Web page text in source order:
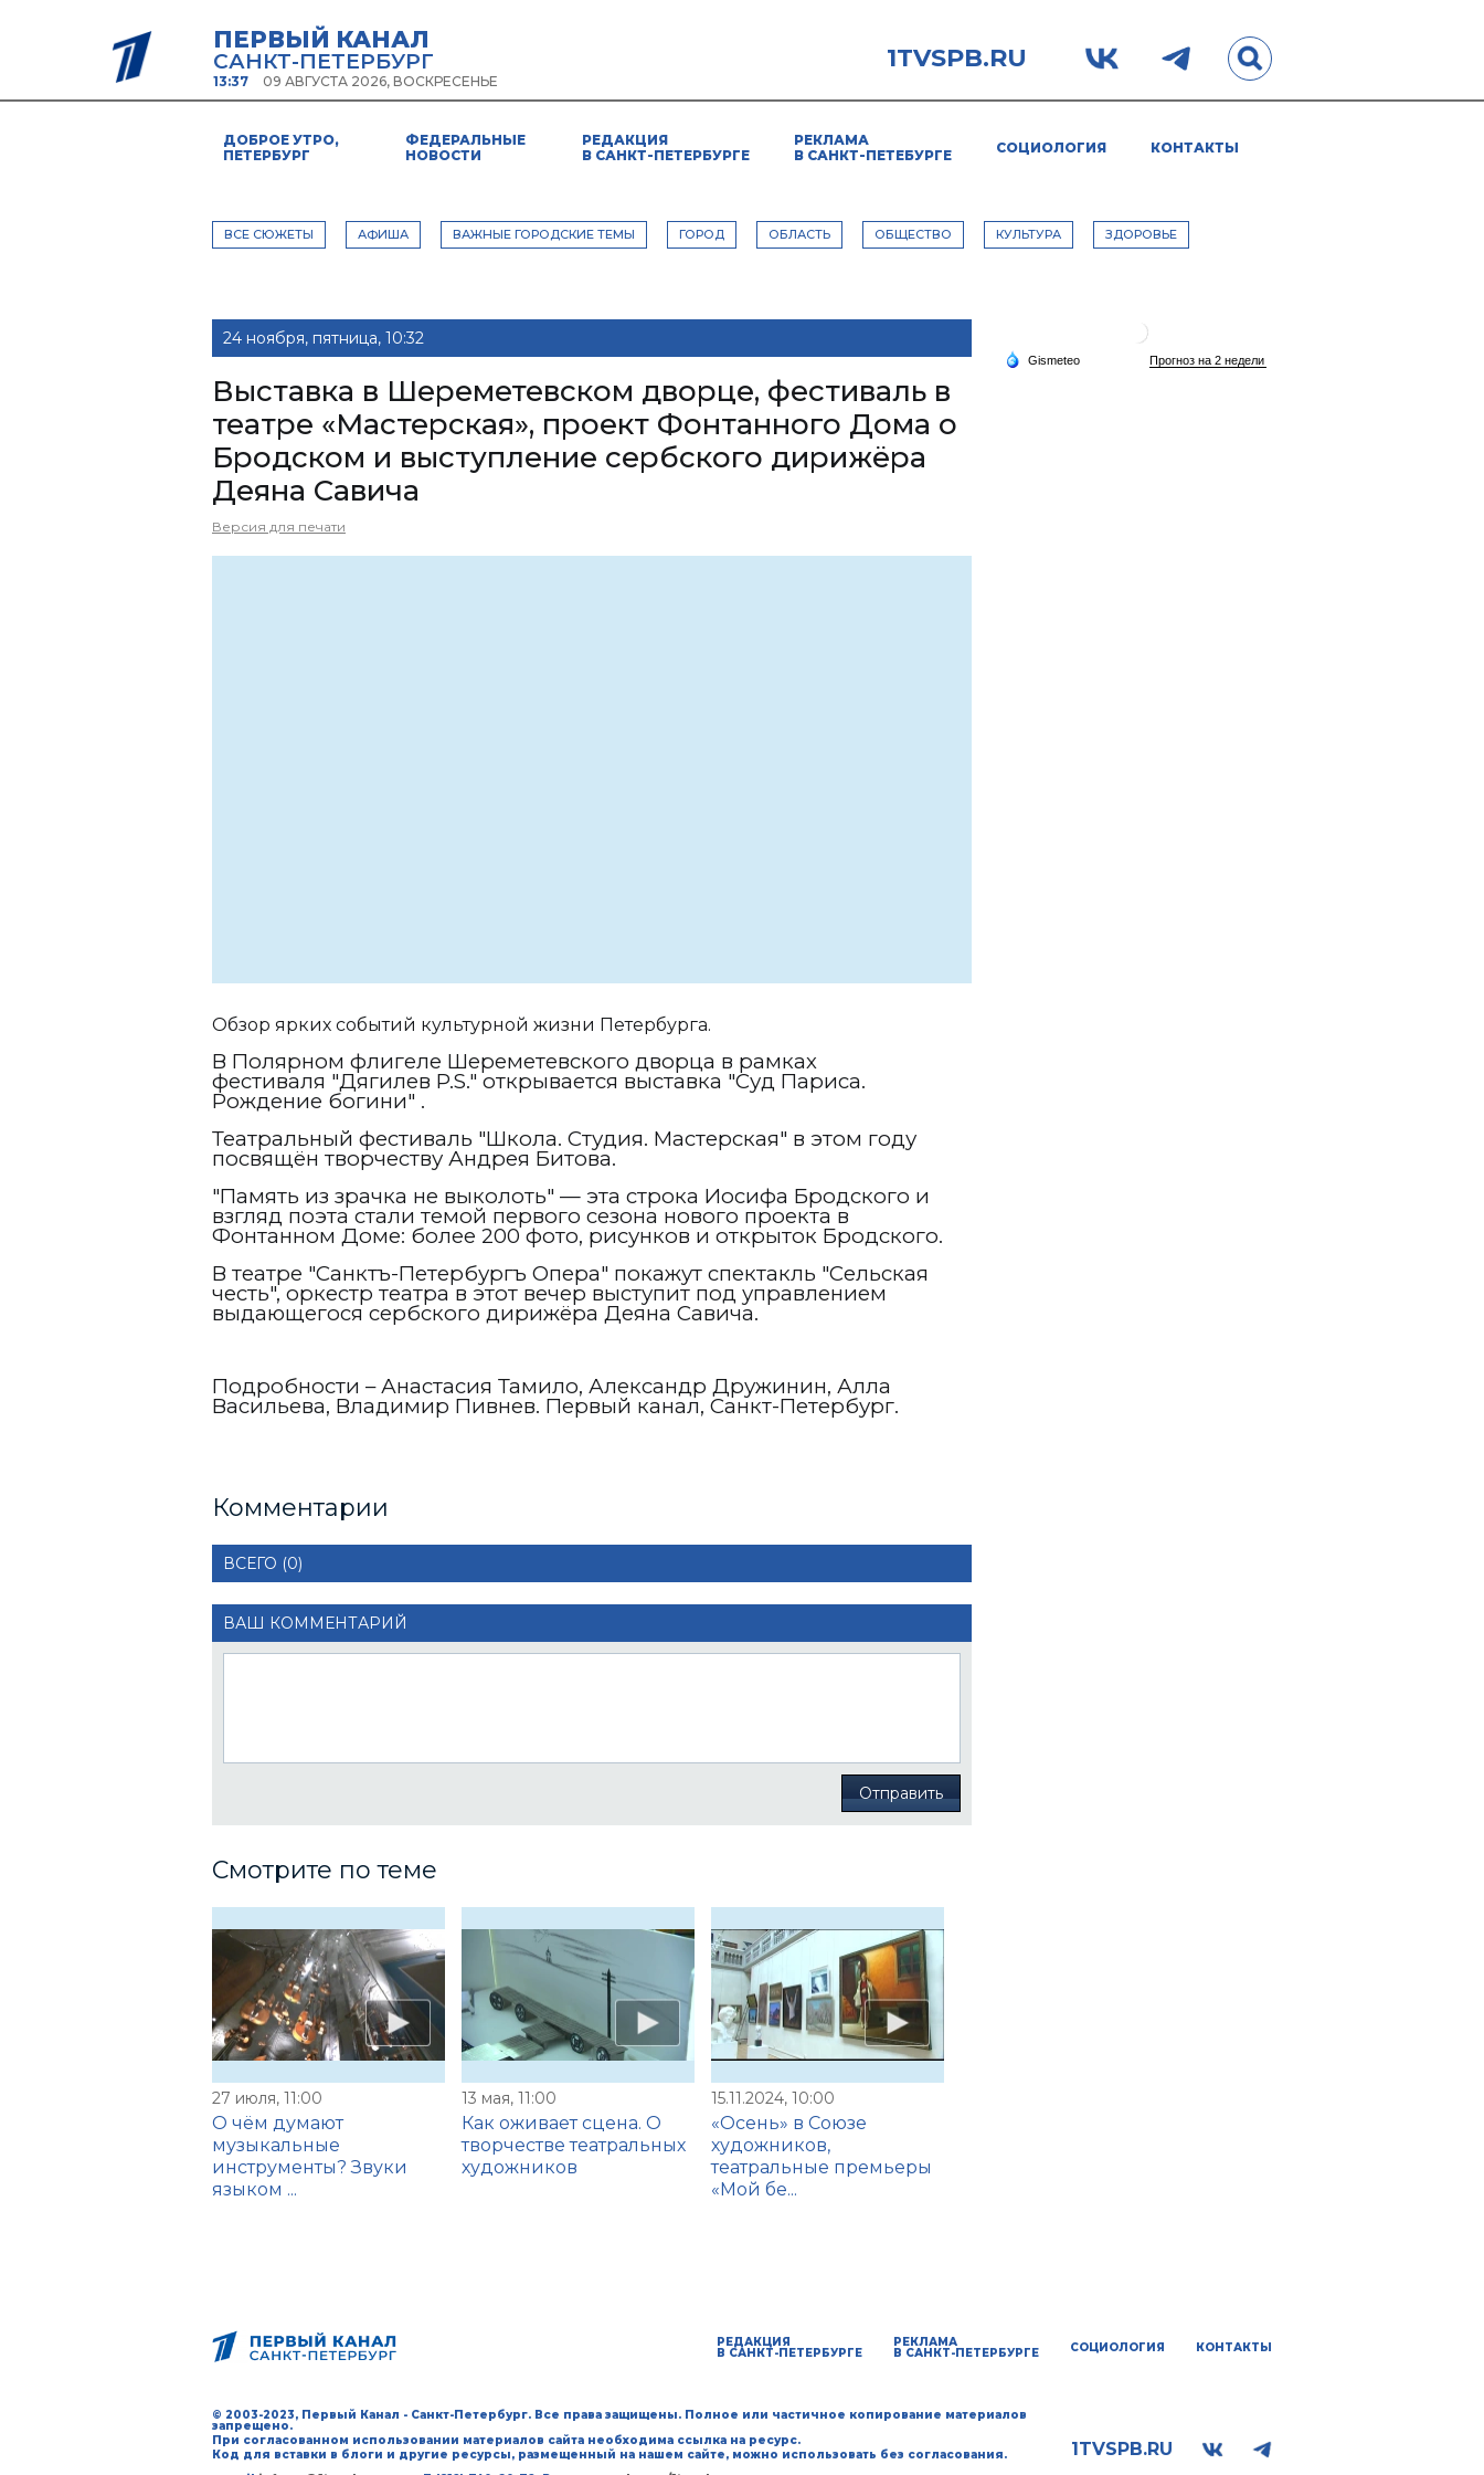
ПЕРВЫЙ КАНАЛ
САНКТ-ПЕТЕРБУРГ
13:37 09 АВГУСТА 2026, ВОСКРЕСЕНЬЕ
1TVSPB.RU
ДОБРОЕ УТРО,
ПЕТЕРБУРГ
ФЕДЕРАЛЬНЫЕ
НОВОСТИ
РЕДАКЦИЯ
В САНКТ-ПЕТЕРБУРГЕ
РЕКЛАМА
В САНКТ-ПЕТЕБУРГЕ
СОЦИОЛОГИЯ КОНТАКТЫ
ВСЕ СЮЖЕТЫ АФИША ВАЖНЫЕ ГОРОДСКИЕ ТЕМЫ ГОРОД ОБЛАСТЬ ОБЩЕСТВО КУЛЬТУРА ЗДОРОВЬЕ
24 ноября, пятница, 10:32
Выставка в Шереметевском дворце, фестиваль в
театре «Мастерская», проект Фонтанного Дома о
Бродском и выступление сербского дирижёра
Деяна Савича
Версия для печати
Обзор ярких событий культурной жизни Петербурга.
В Полярном флигеле Шереметевского дворца в рамках
фестиваля "Дягилев P.S." открывается выставка "Суд Париса.
Рождение богини" .
Театральный фестиваль "Школа. Студия. Мастерская" в этом году
посвящён творчеству Андрея Битова.
"Память из зрачка не выколоть" — эта строка Иосифа Бродского и
взгляд поэта стали темой первого сезона нового проекта в
Фонтанном Доме: более 200 фото, рисунков и открыток Бродского.
В театре "Санктъ-Петербургъ Опера" покажут спектакль "Сельская
честь", оркестр театра в этот вечер выступит под управлением
выдающегося сербского дирижёра Деяна Савича.
Подробности – Анастасия Тамило, Александр Дружинин, Алла
Васильева, Владимир Пивнев. Первый канал, Санкт-Петербург.
Комментарии
ВСЕГО (0)
ВАШ КОММЕНТАРИЙ
Отправить
Смотрите по теме
27 июля, 11:00
О чём думают
музыкальные
инструменты? Звуки
языком ...
13 мая, 11:00
Как оживает сцена. О
творчестве театральных
художников
15.11.2024, 10:00
«Осень» в Союзе
художников,
театральные премьеры
«Мой бе...
РЕДАКЦИЯ
В САНКТ-ПЕТЕРБУРГЕ
РЕКЛАМА
В САНКТ-ПЕТЕРБУРГЕ СОЦИОЛОГИЯ КОНТАКТЫ
© 2003-2023, Первый Канал - Санкт-Петербург. Все права защищены. Полное или частичное копирование материалов
запрещено.
При согласованном использовании материалов сайта необходима ссылка на ресурс.
Код для вставки в блоги и другие ресурсы, размещенный на нашем сайте, можно использовать без согласования.
1TVSPB.RU